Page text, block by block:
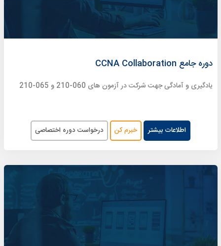
دوره جامع CCNA Collaboration
یادگیری و آمادگی جهت شرکت در آزمون های 060-210 و 065-210
اطلاعات بیشتر خبرم کن درخواست دوره اختصاصی